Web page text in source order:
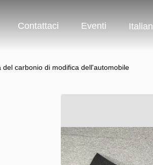
Contattaci Eventi Italian
carbonio di modifica dell'automobile